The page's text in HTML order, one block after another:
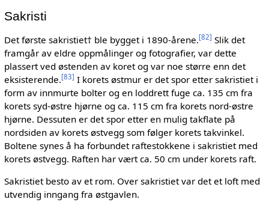
Sakristi
Det første sakristiet† ble bygget i 1890-årene.[82] Slik det
framgår av eldre oppmålinger og fotografier, var dette
plassert ved østenden av koret og var noe større enn det
eksisterende.[83] I korets østmur er det spor etter sakristiet i
form av innmurte bolter og en loddrett fuge ca. 135 cm fra
korets syd-østre hjørne og ca. 115 cm fra korets nord-østre
hjørne. Dessuten er det spor etter en mulig takflate på
nordsiden av korets østvegg som følger korets takvinkel.
Boltene synes å ha forbundet raftestokkene i sakristiet med
korets østvegg. Raften har vært ca. 50 cm under korets raft.
Sakristiet besto av et rom. Over sakristiet var det et loft med
utvendig inngang fra østgavlen.